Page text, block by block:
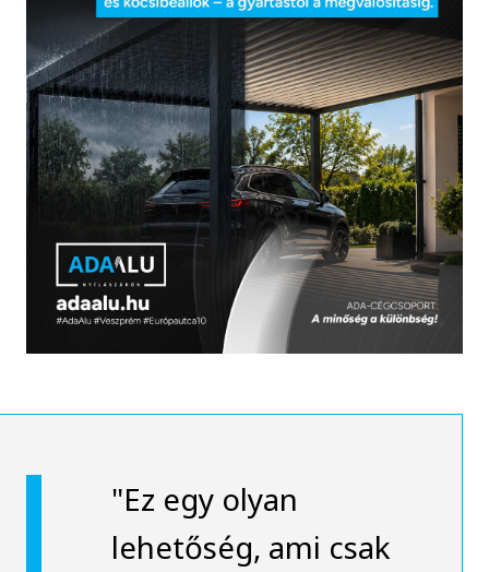
"Ez egy olyan
lehetőség, ami csak